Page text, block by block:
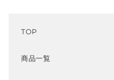
TOP
商品一覧